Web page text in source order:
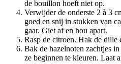
de bouillon hoeft niet op.
Verwijder de onderste 2 à 3
goed en snij in stukken van
gaar. Giet af en hou apart.
Rasp de citroen. Hak de
Bak de hazelnoten zachtjes
ze beginnen te kleuren. Laat